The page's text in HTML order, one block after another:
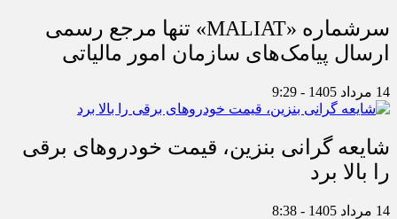
سرشماره «MALIAT» تنها مرجع رسمی
ارسال پیامک‌های سازمان امور مالیاتی
14 مرداد 1405 - 9:29
شایعه گرانی بنزین، قیمت خودروهای برقی
را بالا برد
14 مرداد 1405 - 8:38